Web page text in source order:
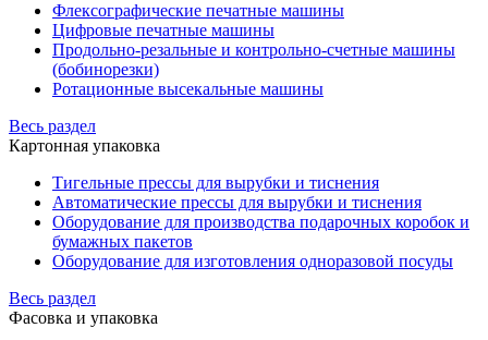
Флексографические печатные машины
Цифровые печатные машины
Продольно-резальные и контрольно-счетные машины
(бобинорезки)
Ротационные высекальные машины
Весь раздел
Картонная упаковка
Тигельные прессы для вырубки и тиснения
Автоматические прессы для вырубки и тиснения
Оборудование для производства подарочных коробок и
бумажных пакетов
Оборудование для изготовления одноразовой посуды
Весь раздел
Фасовка и упаковка